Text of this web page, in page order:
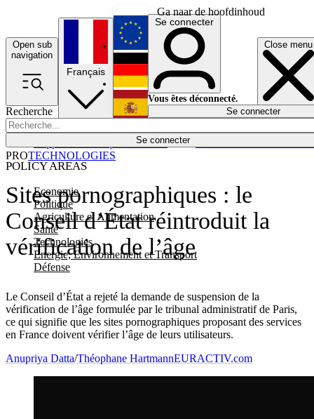
Ga naar de hoofdinhoud
Open sub
navigation
Close menu
Recherche
Se connecter
POLICY AREAS
Economie
Politique
Agriculture et Alimentation
Santé
Technologies
Energie, Environnement et Transport
Défense
Économie
Français
English
Deutsch
Español
Se connecter
Vous êtes déconnecté.
Se connecter
Sites pornographiques : le
Conseil d’État réintroduit la
vérification de l’âge
Le Conseil d’État a rejeté la demande de suspension de la
vérification de l’âge formulée par le tribunal administratif de Paris,
ce qui signifie que les sites pornographiques proposant des services
en France doivent vérifier l’âge de leurs utilisateurs.
PROTECHNOLOGIES
Anupriya Datta/Théophane HartmannEURACTIV.com